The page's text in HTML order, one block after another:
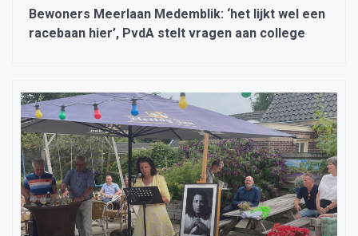
Bewoners Meerlaan Medemblik: ‘het lijkt wel een
racebaan hier’, PvdA stelt vragen aan college